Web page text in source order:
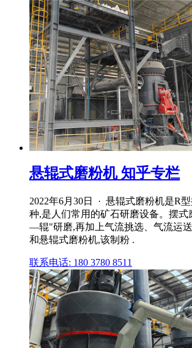
悬辊式磨粉机 知乎专栏
2022年6月30日 · 悬辊式磨粉机是R
种,是人们常用的矿石研磨设备。摆
—辊"研磨,再加上气流挑选、气流运
和悬辊式磨粉机,该制粉 .
联系电话: 180 3780 8511